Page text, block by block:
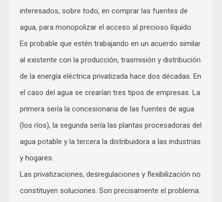
interesados, sobre todo, en comprar las fuentes de
agua, para monopolizar el acceso al precioso líquido.
Es probable que estén trabajando en un acuerdo similar
al existente con la producción, trasmisión y distribución
de la energía eléctrica privatizada hace dos décadas. En
el caso del agua se crearían tres tipos de empresas. La
primera sería la concesionaria de las fuentes de agua
(los ríos), la segunda sería las plantas procesadoras del
agua potable y la tercera la distribuidora a las industrias
y hogares.
Las privatizaciones, desregulaciones y flexibilización no
constituyen soluciones. Son precisamente el problema.